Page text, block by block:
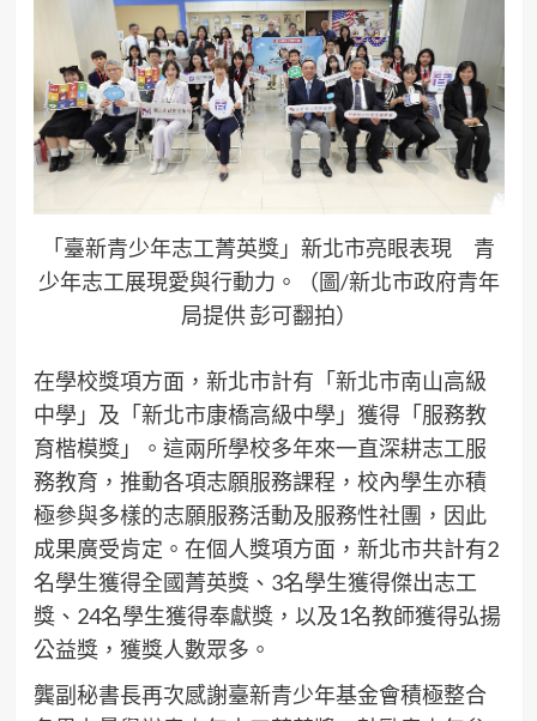
「臺新青少年志工菁英獎」新北市亮眼表現 青
少年志工展現愛與行動力。（圖/新北市政府青年
局提供 彭可翻拍）
在學校獎項方面，新北市計有「新北市南山高級
中學」及「新北市康橋高級中學」獲得「服務教
育楷模獎」。這兩所學校多年來一直深耕志工服
務教育，推動各項志願服務課程，校內學生亦積
極參與多樣的志願服務活動及服務性社團，因此
成果廣受肯定。在個人獎項方面，新北市共計有2
名學生獲得全國菁英獎、3名學生獲得傑出志工
獎、24名學生獲得奉獻獎，以及1名教師獲得弘揚
公益獎，獲獎人數眾多。
龔副秘書長再次感謝臺新青少年基金會積極整合